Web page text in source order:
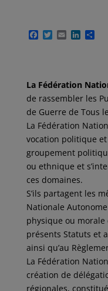
F
o
o
k
T
e
r
E L
d
I
n
P
g
e
r
La Fédération
de rassembler les
de Guerre de Tous
La Fédération
vocation politique et
groupement
ou ethnique et
ces domaines.
S’ils partagent les
Nationale
physique ou morale
présents Statuts et
ainsi qu’au
La Fédération
création de
régionales,